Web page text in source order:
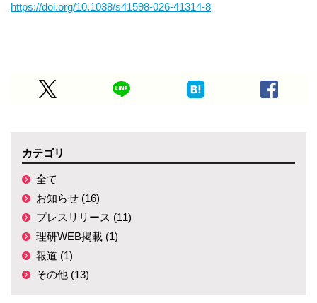
https://doi.org/10.1038/s41598-026-41314-8
カテゴリ
全て
お知らせ (16)
プレスリリース (11)
理研WEB掲載 (1)
報道 (1)
その他 (13)